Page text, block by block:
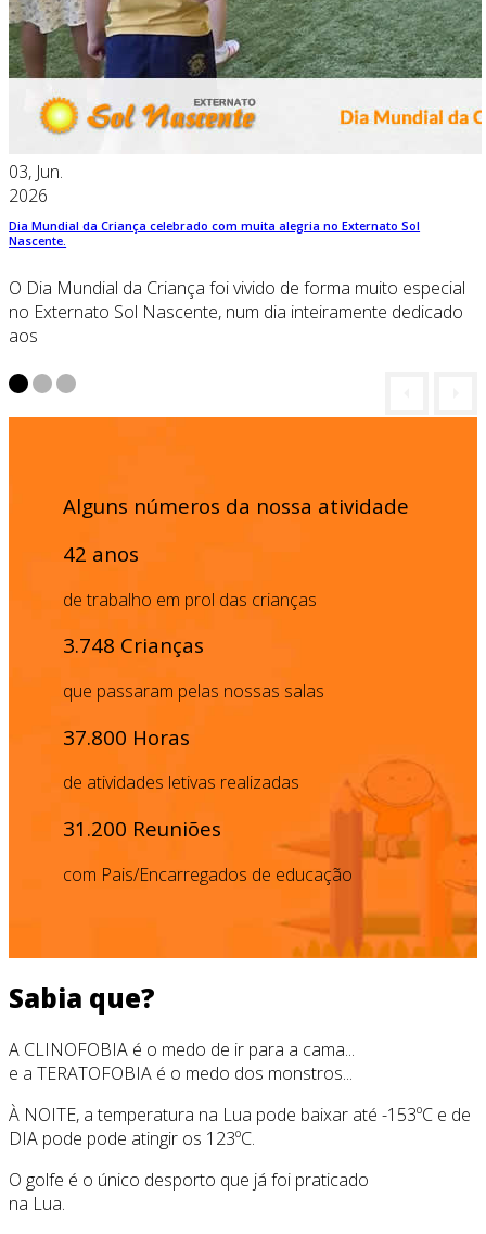
03, Jun.
2026
Dia Mundial da Criança celebrado com muita alegria no Externato Sol
Nascente.
O Dia Mundial da Criança foi vivido de forma muito especial
no Externato Sol Nascente, num dia inteiramente dedicado
aos
Alguns números da nossa atividade
42 anos
de trabalho em prol das crianças
3.748 Crianças
que passaram pelas nossas salas
37.800 Horas
de atividades letivas realizadas
31.200 Reuniões
com Pais/Encarregados de educação
Sabia que?
A CLINOFOBIA é o medo de ir para a cama...
e a TERATOFOBIA é o medo dos monstros...
À NOITE, a temperatura na Lua pode baixar até -153ºC e de
DIA pode pode atingir os 123ºC.
O golfe é o único desporto que já foi praticado
na Lua.